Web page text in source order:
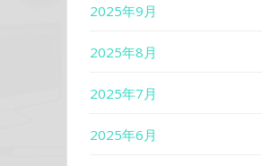
2025年9月
2025年8月
2025年7月
2025年6月